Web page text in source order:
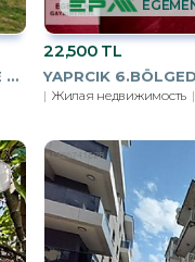
DARICANIN DEĞER KAZANAN NOKTASI PIRI REISTE 6.167.82 M2 PARSEL
22,500 TL
YAPRCIK
Жилая недвижимость